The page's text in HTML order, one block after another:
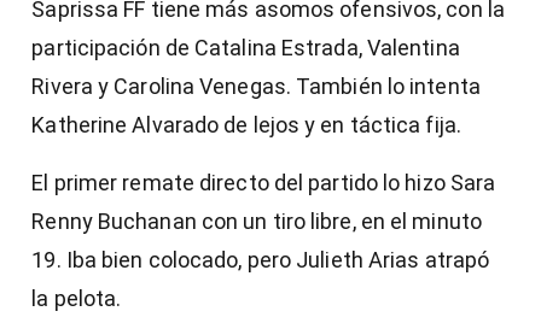
Saprissa FF tiene más asomos ofensivos, con la
participación de Catalina Estrada, Valentina
Rivera y Carolina Venegas. También lo intenta
Katherine Alvarado de lejos y en táctica fija.
El primer remate directo del partido lo hizo Sara
Renny Buchanan con un tiro libre, en el minuto
19. Iba bien colocado, pero Julieth Arias atrapó
la pelota.